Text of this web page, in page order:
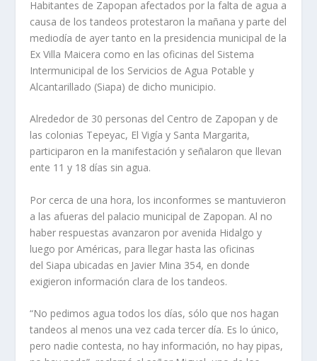
Habitantes de Zapopan afectados por la falta de agua a
causa de los tandeos protestaron la mañana y parte del
mediodía de ayer tanto en la presidencia municipal de la
Ex Villa Maicera como en las oficinas del Sistema
Intermunicipal de los Servicios de Agua Potable y
Alcantarillado (Siapa) de dicho municipio.
Alrededor de 30 personas del Centro de Zapopan y de
las colonias Tepeyac, El Vigía y Santa Margarita,
participaron en la manifestación y señalaron que llevan
ente 11 y 18 días sin agua.
Por cerca de una hora, los inconformes se mantuvieron
a las afueras del palacio municipal de Zapopan. Al no
haber respuestas avanzaron por avenida Hidalgo y
luego por Américas, para llegar hasta las oficinas
del Siapa ubicadas en Javier Mina 354, en donde
exigieron información clara de los tandeos.
“No pedimos agua todos los días, sólo que nos hagan
tandeos al menos una vez cada tercer día. Es lo único,
pero nadie contesta, no hay información, no hay pipas,